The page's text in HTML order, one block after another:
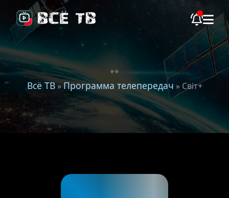
**
Всё ТВ»Программа телепередач » Світ+